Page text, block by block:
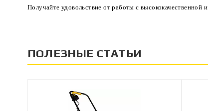
Получайте удовольствие от работы с
ПОЛЕЗНЫЕ СТАТЬИ